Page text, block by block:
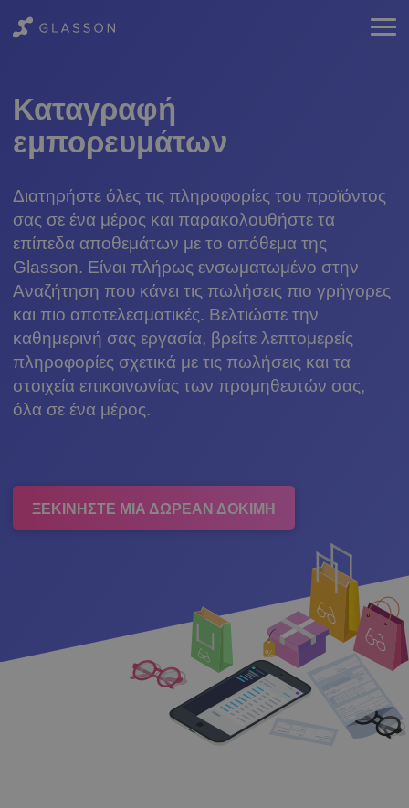
Καταγραφή
εμπορευμάτων
Διατηρήστε όλες τις πληροφορίες του προϊόντος
σας σε ένα μέρος και παρακολουθήστε τα
επίπεδα αποθεμάτων με το απόθεμα της
Glasson. Είναι πλήρως ενσωματωμένο στην
Αναζήτηση που κάνει τις πωλήσεις πιο γρήγορες
και πιο αποτελεσματικές. Βελτιώστε την
καθημερινή σας εργασία, βρείτε λεπτομερείς
πληροφορίες σχετικά με τις πωλήσεις και τα
στοιχεία επικοινωνίας των προμηθευτών σας,
όλα σε ένα μέρος.
ΞΕΚΙΝΗΣΤΕ ΜΙΑ ΔΩΡΕΑΝ ΔΟΚΙΜΗ